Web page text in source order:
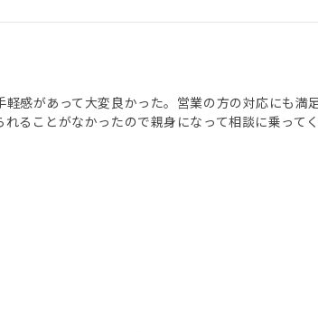
感があって大変良かった。営業の方の対応にも満
ることがなかったので親身になって相談に乗って